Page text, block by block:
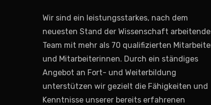
Wir sind ein leistungsstarkes, nach dem
neuesten Stand der Wissenschaft
Team mit mehr als 70 qualifizierten
und Mitarbeiterinnen. Durch ein ständiges
Angebot an Fort- und Weiterbildung
unterstützen wir gezielt die Fähigkeiten und
Kenntnisse unserer bereits erfahrenen